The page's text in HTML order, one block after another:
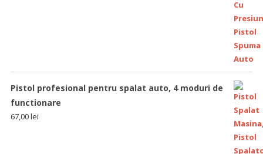
Pistol profesional pentru spalat auto, 4 moduri de
functionare
67,00lei